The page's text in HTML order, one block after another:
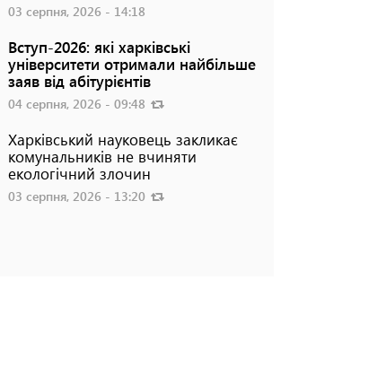
03 серпня, 2026 - 14:18
Вступ-2026: які харківські
університети отримали найбільше
заяв від абітурієнтів
04 серпня, 2026 - 09:48
Харківський науковець закликає
комунальників не вчиняти
екологічний злочин
03 серпня, 2026 - 13:20